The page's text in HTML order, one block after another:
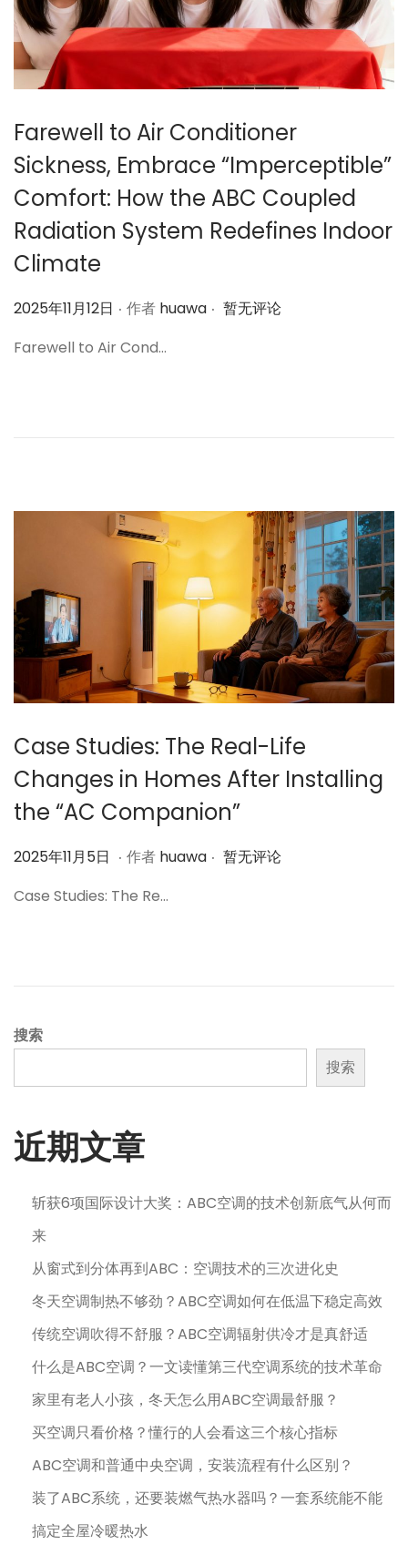
Farewell to Air Conditioner
Sickness, Embrace “Imperceptible”
Comfort: How the ABC Coupled
Radiation System Redefines Indoor
Climate
作
2025年11月12日 . 作者 huawa . 暂无评论
Farewell to Air Cond…
Case Studies: The Real-Life
Changes in Homes After Installing
the “AC Companion”
作
2025年11月5日 2
2
日
. 作者 huawa . 暂无评论
Case Studies: The Re…
搜索
搜索
近期文章
斩获6项国际设计大奖：ABC空调的技术创新底气从何而
来
从窗式到分体再到ABC：空调技术的三次进化史
冬天空调制热不够劲？ABC空调如何在低温下稳定高效
传统空调吹得不舒服？ABC空调辐射供冷才是真舒适
什么是ABC空调？一文读懂第三代空调系统的技术革命
家里有老人小孩，冬天怎么用ABC空调最舒服？
买空调只看价格？懂行的人会看这三个核心指标
ABC空调和普通中央空调，安装流程有什么区别？
装了ABC系统，还要装燃气热水器吗？一套系统能不能
搞定全屋冷暖热水